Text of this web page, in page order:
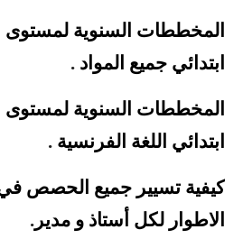
ابتدائي جميع المواد .
ابتدائي اللغة الفرنسية .
كيفية تسيير جميع الحصص في
الاطوار لكل أستاذ و مدير .